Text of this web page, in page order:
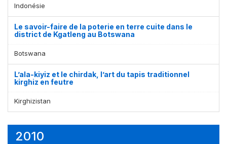
Indonésie
Le savoir-faire de la poterie en terre cuite dans le
district de Kgatleng au Botswana
Botswana
L’ala-kiyiz et le chirdak, l’art du tapis traditionnel
kirghiz en feutre
Kirghizistan
2010